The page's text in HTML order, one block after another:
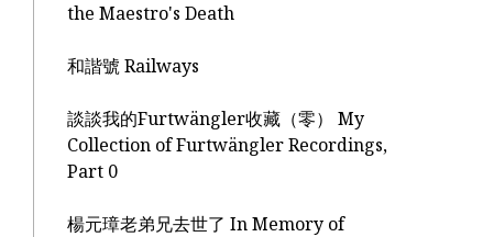
the Maestro's Death
和諧號 Railways
談談我的Furtwängler收藏（零） My
Collection of Furtwängler Recordings,
Part 0
楊元璋老弟兄去世了 In Memory of